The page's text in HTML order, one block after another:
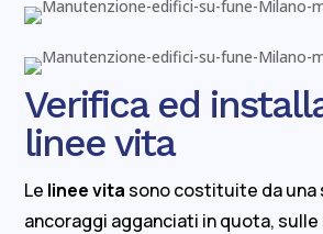
Verifica ed
linee vita
Le linee vitasono costituite da una
ancoraggi agganciati in quota,